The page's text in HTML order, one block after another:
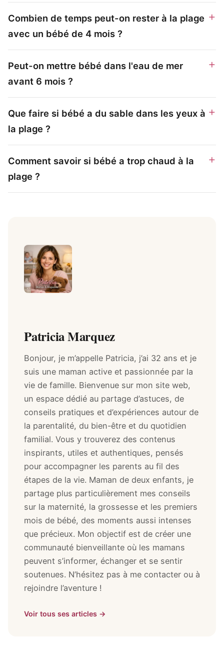
Combien de temps peut-on rester à la plage
avec un bébé de 4 mois ?
Peut-on mettre bébé dans l'eau de mer
avant 6 mois ?
Que faire si bébé a du sable dans les yeux à
la plage ?
Comment savoir si bébé a trop chaud à la
plage ?
Patricia Marquez
Bonjour, je m’appelle Patricia, j’ai 32 ans et je
suis une maman active et passionnée par la
vie de famille. Bienvenue sur mon site web,
un espace dédié au partage d’astuces, de
conseils pratiques et d’expériences autour de
la parentalité, du bien-être et du quotidien
familial. Vous y trouverez des contenus
inspirants, utiles et authentiques, pensés
pour accompagner les parents au fil des
étapes de la vie. Maman de deux enfants, je
partage plus particulièrement mes conseils
sur la maternité, la grossesse et les premiers
mois de bébé, des moments aussi intenses
que précieux. Mon objectif est de créer une
communauté bienveillante où les mamans
peuvent s’informer, échanger et se sentir
soutenues. N’hésitez pas à me contacter ou à
rejoindre l’aventure !
Voir tous ses articles →